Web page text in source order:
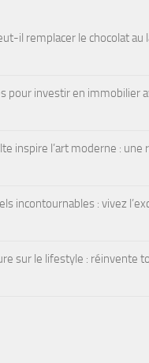
il remplacer le chocolat au
pour investir en immobilier
inspire l’art moderne : une
incontournables : vivez
sur le lifestyle : réinvente